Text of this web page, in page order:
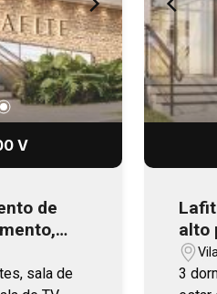
V
de
no
sala de
alto
3